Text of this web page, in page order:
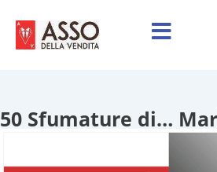
50 Sfumature di…